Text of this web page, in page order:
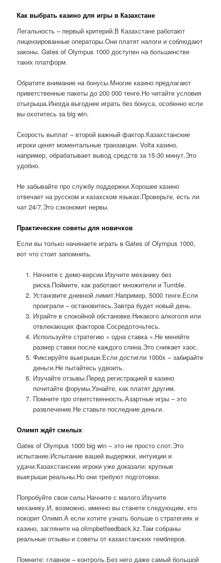
Как выбрать казино для игры в Казахстане
Легальность – первый критерий.В Казахстане работают
лицензированные операторы.Они платят налоги и соблюдают
законы. Gates of Olympus 1000 доступен на большинстве
таких платформ.
Обратите внимание на бонусы.Многие казино предлагают
приветственные пакеты до 200 000 тенге.Но читайте условия
отыгрыша.Иногда выгоднее играть без бонуса, особенно если
вы охотитесь за big win.
Скорость выплат – второй важный фактор.Казахстанские
игроки ценят моментальные транзакции. Volta казино,
например, обрабатывает вывод средств за 15-30 минут.Это
удобно.
Не забывайте про службу поддержки.Хорошее казино
отвечает на русском и казахском языках.Проверьте, есть ли
чат 24/7.Это сэкономит нервы.
Практические советы для новичков
Если вы только начинаете играть в Gates of Olympus 1000,
вот что стоит запомнить.
Начните с демо-версии.Изучите механику без
риска.Поймите, как работают множители и Tumble.
Установите дневной лимит.Например, 5000 тенге.Если
проиграли – остановитесь.Завтра будет новый день.
Играйте в спокойной обстановке.Никакого алкоголя или
отвлекающих факторов.Сосредоточьтесь.
Используйте стратегию « одна ставка ».Не меняйте
размер ставки после каждого спина.Это снижает хаос.
Фиксируйте выигрыши.Если достигли 1000x – забирайте
деньги.Не пытайтесь удвоить.
Изучайте отзывы.Перед регистрацией в казино
почитайте форумы.Узнайте, как платят другим.
Помните про ответственность.Азартные игры – это
развлечение.Не ставьте последние деньги.
Олимп ждёт смелых
Gates of Olympus 1000 big win – это не просто слот.Это
испытание.Испытание вашей выдержки, интуиции и
удачи.Казахстанские игроки уже доказали: крупные
выигрыши реальны.Но они требуют подготовки.
Попробуйте свои силы.Начните с малого.Изучите
механику.И, возможно, именно вы станете следующим, кто
покорит Олимп.А если хотите узнать больше о стратегиях и
казино, загляните на olimpbetfeedback.kz.Там собраны
реальные отзывы и советы от казахстанских гемблеров.
Помните: главное – контроль.Без него даже самый большой